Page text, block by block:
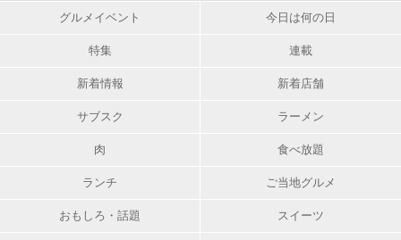
グルメイベント 今日は何の日
特集 連載
新着情報 新着店舗
サブスク ラーメン
肉 食べ放題
ランチ ご当地グルメ
おもしろ・話題 スイーツ